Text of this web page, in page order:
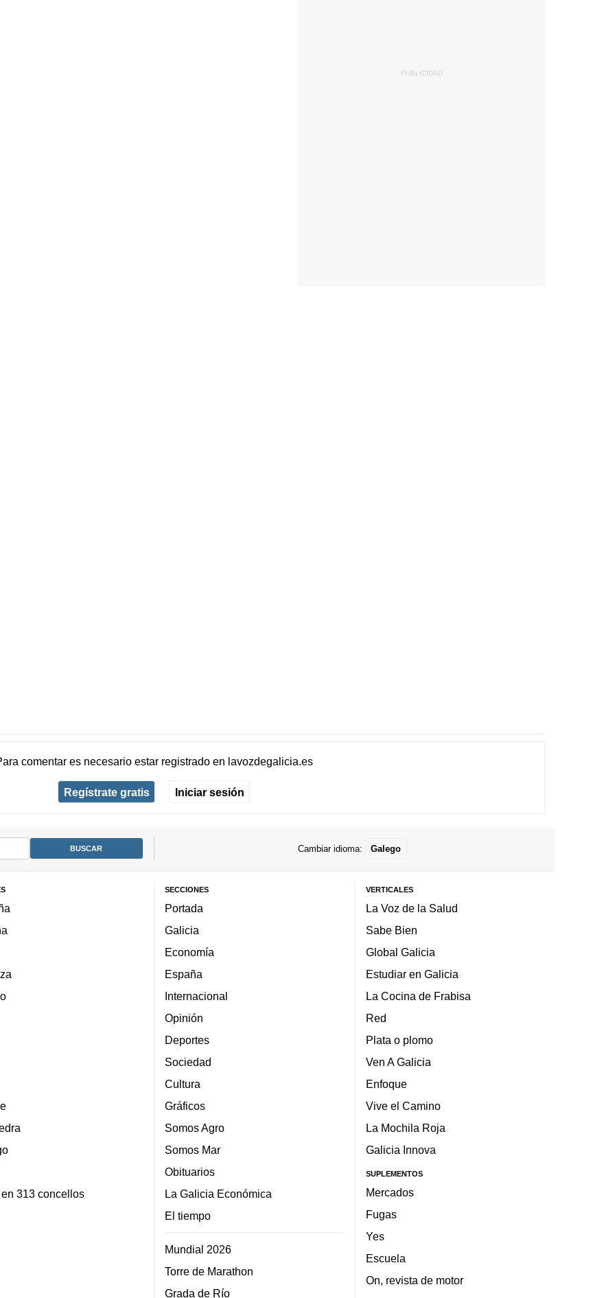
comentar es necesario estar registradoen lavozdegalicia.es
Regístrate gratis Iniciar sesión
Cambiar idioma: Galego
313 concellos
SECCIONES
Portada
Galicia
Economía
España
Internacional
Opinión
Deportes
Sociedad
Cultura
Gráficos
Somos Agro
Somos Mar
Obituarios
La Galicia Económica
El tiempo
Mundial 2026
Torre de Marathon
Grada de Río
VERTICALES
La Voz de la Salud
Sabe Bien
Global Galicia
Estudiar en Galicia
La Cocina de Frabisa
Red
Plata o plomo
Ven A Galicia
Enfoque
Vive el Camino
La Mochila Roja
Galicia Innova
SUPLEMENTOS
Mercados
Fugas
Yes
Escuela
On, revista de motor